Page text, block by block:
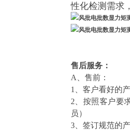
性化检测需求
售后服务：
A、售前：
1、客户看好的
2、按照客户要
员）
3、签订规范的